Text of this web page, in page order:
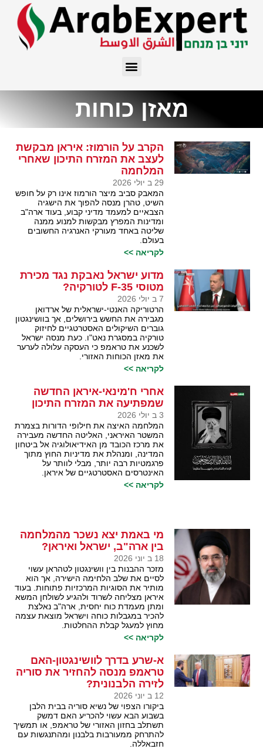
מאזן כוחות
הקרב על הורמוז: איראן מבקשת
לעצב את המזרח התיכון שאחרי
המלחמה
29 ב יולי 2026
המאבק סביב מיצר הורמוז אינו רק על חופש
השיט, טהרן מנסה להפוך את הישגיה
הצבאיים למעמד מדיני קבוע, בעוד ארה"ב
ומדינות המפרץ מבקשות למנוע ממנה
שליטה באחד מעורקי האנרגיה החשובים
בעולם.
לקריאה >>
מדוע ישראל נאבקת נגד מכירת
מטוסי F-35 לטורקיה?
7 ב יולי 2026
הרטוריקה האנטי-ישראלית של ארדואן
מגבירה את החשש בירושלים, אך בוושינגטון
גוברים השיקולים האסטרטגיים לחיזוק
טורקיה במסגרת נאט"ו. כעת מנסה ישראל
לשכנע את טראמפ כי העסקה עלולה לערער
את מאזן הכוחות האזורי.
לקריאה >>
אחרי ח'מינאי-איראן החדשה
שמפתיעה את המזרח התיכון
3 ב יולי 2026
המלחמה האיצה את חילופי הדורות בצמרת
המשטר האיראני, האליטה החדשה מעבירה
את מרכז הכובד מן האידיאולוגיה אל ביטחון
המדינה, ומנהלת את מדיניות החוץ מתוך
פרגמטיות רבה יותר, מבלי לוותר על
האינטרסים האסטרטגיים של איראן.
לקריאה >>
מי באמת יצא נשכר מהמלחמה
בין ארה"ב, ישראל ואיראן?
18 ב יוני 2026
מזכר ההבנות בין וושינגטון לטהראן עשוי
לסיים את שלב הלחימה הישירה, אך הוא
מותיר את הסוגיות המרכזיות פתוחות. בעוד
איראן מצליחה לשרוד ולהגיע לשולחן המשא
ומתן מעמדת כוח יחסית, ארה"ב נאלצת
להכיר במגבלות כוחה וישראל מוצאת עצמה
מחוץ למעגל קבלת ההחלטות.
לקריאה >>
א-שרע בדרך לוושינגטון-האם
טראמפ מנסה להחזיר את סוריה
לזירה הלבנונית?
12 ב יוני 2026
ביקורו הצפוי של נשיא סוריה בבית הלבן
בשבוע הבא עשוי להכריע האם דמשק
תשתלב בחזון האזורי של טראמפ, או תמשיך
להתרחק ממעורבות בלבנון ומהתנגשות עם
חזבאללה.